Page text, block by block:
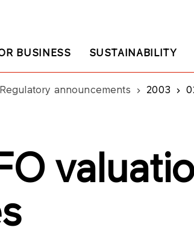
BUSINESS SUSTAINABILITY
Regulatory announcements 2003